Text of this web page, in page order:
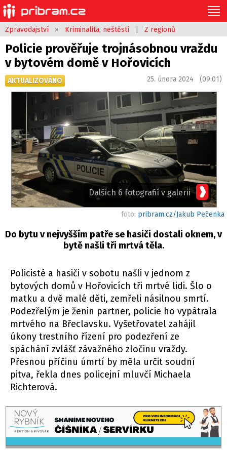
Zpravodajství » Kriminalita, neštěstí Z regionů
Policie prověřuje trojnásobnou vraždu
v bytovém domě v Hořovicích
AKTUALIZOVÁNO 25. února 2024 (09:01)
Dalších 6 fotografií v galerii
foto: pribram.cz/Jakub Pečenka
Do bytu v nejvyšším patře se hasiči dostali oknem, v
bytě našli tři mrtvá těla.
Policisté a hasiči v sobotu našli v jednom z
bytových domů v Hořovicích tři mrtvé lidi. Šlo o
matku a dvě malé děti, zemřeli násilnou smrtí.
Podezřelým je ženin partner, policie ho vypátrala
mrtvého na Břeclavsku. Vyšetřovatel zahájil
úkony trestního řízení pro podezření ze
spáchání zvlášť závažného zločinu vraždy.
Přesnou příčinu úmrtí by měla určit soudní
pitva, řekla dnes policejní mluvčí Michaela
Richterová.